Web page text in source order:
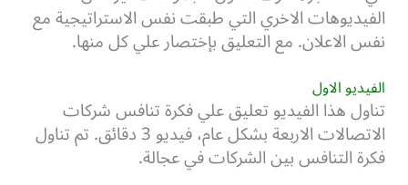
الفيديوهات الاخري التي طبقت نفس الاستراتيجية مع
نفس الاعلان. مع التعليق بإختصار علي كل منها.
الفيديو الاول
تناول هذا الفيديو تعليق علي فكرة تنافس شركات
الاتصالات الاربعة بشكل عام، فيديو 3 دقائق. تم تناول
فكرة التنافس بين الشركات في عجالة.